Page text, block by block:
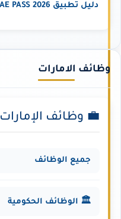
دليل تطبيق UAE PASS 2026
وظائف الامارات
💼 وظائف الإمارات
جميع الوظائف
🏛️ الوظائف الحكومية